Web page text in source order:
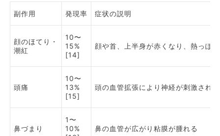
副作用 発現率 症状の説明
顔のほてり・
潮紅
10〜
15%
[14]
顔や首、上半身が赤くなり、熱っぽ
頭痛
10〜
13%
[15]
頭の血管拡張により神経が刺激され
鼻づまり
1〜
10%
鼻の血管が広がり粘膜が腫れる